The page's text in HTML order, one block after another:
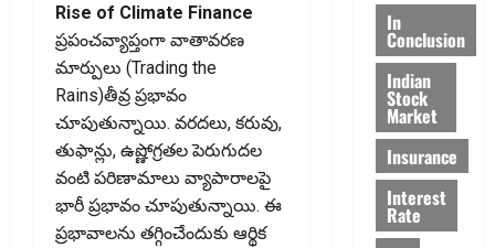
Rise of Climate Finance
ప్రపంచవ్యాప్తంగా వాతావరణ
మార్పులు (Trading the
Rains)తీవ్ర ప్రభావం
చూపుతున్నాయి. వరదలు, కరువు,
తుఫాన్లు, ఉష్ణోగ్రతల పెరుగుదల
వంటి పరిణామాలు వ్యాపారాలపై
భారీ ప్రభావం చూపుతున్నాయి. ఈ
ప్రభావాలను తగ్గించేందుకు ఆర్థిక
In
Conclusion
Indian
Stock
Market
Insurance
Interest
Rate